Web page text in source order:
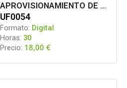
APROVISIONAMIENTO DE MATERIAS PRIMAS EN COCINA
UF0054
Formato: Digital
Horas: 30
Precio: 18,00€